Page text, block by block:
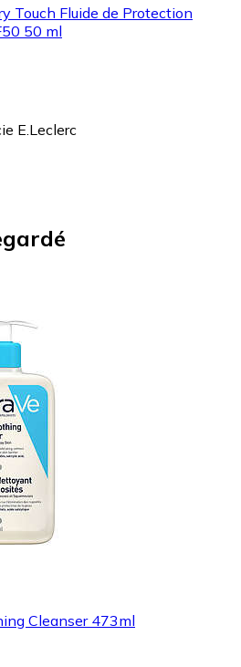
Touch Fluide de Protection
50 ml
E.Leclerc
Cleanser 473ml